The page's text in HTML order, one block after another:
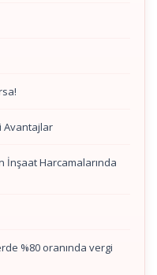
Avantajlar
İnşaat Harcamalarında
%80 oranında vergi